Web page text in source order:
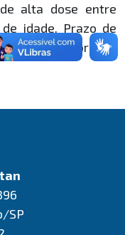
alta dose entre
idade. Prazo de
Valor: R$
SP